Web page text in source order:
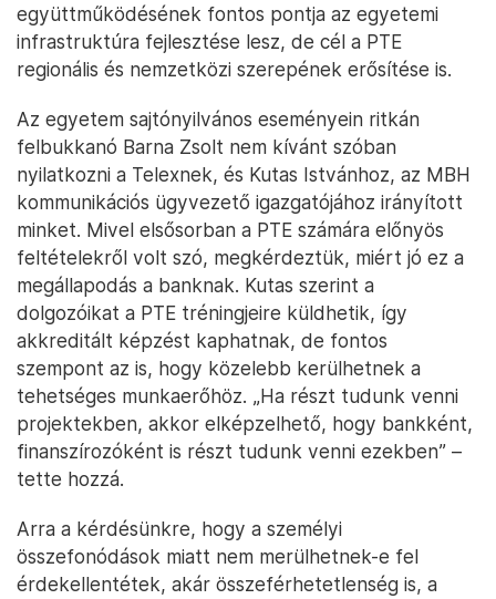
együttműködésének fontos pontja az egyetemi
infrastruktúra fejlesztése lesz, de cél a PTE
regionális és nemzetközi szerepének erősítése is.
Az egyetem sajtónyilvános eseményein ritkán
felbukkanó Barna Zsolt nem kívánt szóban
nyilatkozni a Telexnek, és Kutas Istvánhoz, az MBH
kommunikációs ügyvezető igazgatójához irányított
minket. Mivel elsősorban a PTE számára előnyös
feltételekről volt szó, megkérdeztük, miért jó ez a
megállapodás a banknak. Kutas szerint a
dolgozóikat a PTE tréningjeire küldhetik, így
akkreditált képzést kaphatnak, de fontos
szempont az is, hogy közelebb kerülhetnek a
tehetséges munkaerőhöz. „Ha részt tudunk venni
projektekben, akkor elképzelhető, hogy bankként,
finanszírozóként is részt tudunk venni ezekben” –
tette hozzá.
Arra a kérdésünkre, hogy a személyi
összefonódások miatt nem merülhetnek-e fel
érdekellentétek, akár összeférhetetlenség is, a